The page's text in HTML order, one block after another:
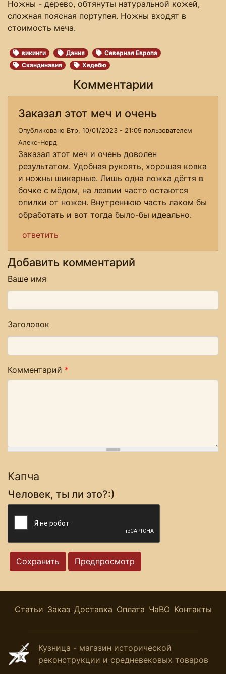
Ножны - дерево, обтянуты натуральной кожей,
сложная поясная портупея. Ножны входят в
стоимость меча.
викинги Дания
Северная Европа
Скандинавия
Хедебю
Комментарии
Заказал этот меч и очень
Опубликовано Втр, 10/01/2023 - 21:09 пользователем
Алекс-Норд
Заказал этот меч и очень доволен
результатом. Удобная рукоять, хорошая ковка
и ножны шикарные. Лишь одна ложка дёгтя в
бочке с мёдом, на лезвии часто остаются
опилки от ножен. Внутреннюю часть лаком бы
обработать и вот тогда было-бы идеально.
ответить
Добавить комментарий
Ваше имя
Заголовок
Комментарий *
Капча
Человек, ты ли это?:)
Статьи Заказ Доставка Оплата ЧаВО Контакты
Кузница - магазин исторической
реконструкции и средневековых товаров